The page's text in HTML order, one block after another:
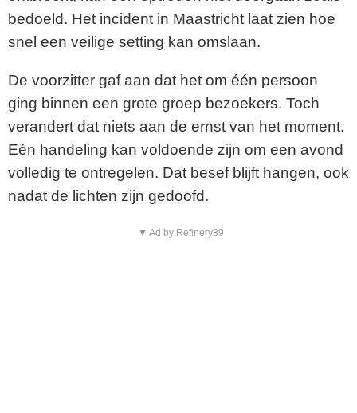
bedoeld. Het incident in Maastricht laat zien hoe
snel een veilige setting kan omslaan.
De voorzitter gaf aan dat het om één persoon
ging binnen een grote groep bezoekers. Toch
verandert dat niets aan de ernst van het moment.
Eén handeling kan voldoende zijn om een avond
volledig te ontregelen. Dat besef blijft hangen, ook
nadat de lichten zijn gedoofd.
▼ Ad by Refinery89